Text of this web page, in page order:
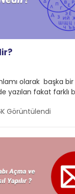
olarak başka bir
yazılan fakat farklı
Görüntülendi